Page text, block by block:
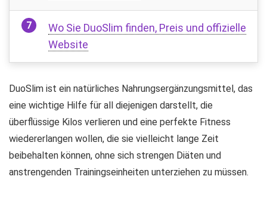
Wo Sie DuoSlim finden, Preis und offizielle
Website
DuoSlim ist ein natürliches Nahrungsergänzungsmittel, das
eine wichtige Hilfe für all diejenigen darstellt, die
überflüssige Kilos verlieren und eine perfekte Fitness
wiedererlangen wollen, die sie vielleicht lange Zeit
beibehalten können, ohne sich strengen Diäten und
anstrengenden Trainingseinheiten unterziehen zu müssen.